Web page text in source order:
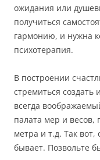
ожидания или
получиться
гармонию, и нужна
психотерапия.
В построении
стремиться
всегда
палата мер и весов,
метра и т.д. Так
бывает. Позвольте